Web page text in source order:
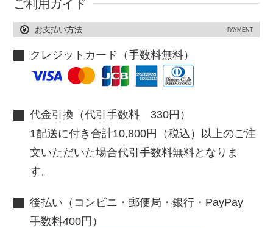
ご利用ガイド
お支払い方法 PAYMENT
クレジットカード（手数料無料）
代金引換（代引手数料 330円）
1配送に付き合計10,800円（税込）以上のご注
文いただいた場合代引手数料無料となりま
す。
後払い（コンビニ・郵便局・銀行・PayPay
手数料400円）